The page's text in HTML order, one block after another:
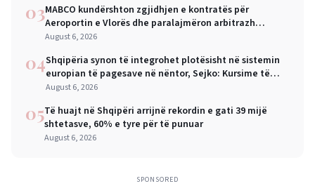
03MABCO kundërshton zgjidhjen e kontratës për
Aeroportin e Vlorës dhe paralajmëron arbitrazh
ndërkombëtar
August 6, 2026
04Shqipëria synon të integrohet plotësisht në sistemin
europian të pagesave në nëntor, Sejko: Kursime të
mëdha për qytetarët dhe bizneset
August 6, 2026
05Të huajt në Shqipëri arrijnë rekordin e gati 39 mijë
shtetasve, 60% e tyre për të punuar
August 6, 2026
SPONSORED